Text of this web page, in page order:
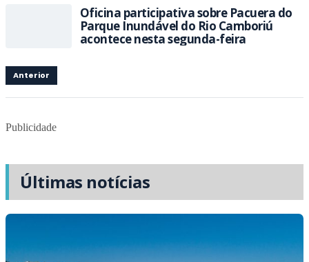
Oficina participativa sobre Pacuera do
Parque Inundável do Rio Camboriú
acontece nesta segunda-feira
Anterior
Publicidade
Últimas notícias